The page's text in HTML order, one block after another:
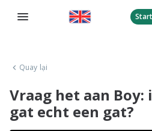
Quay lại
Vraag het aan Boy:
gat echt een gat?